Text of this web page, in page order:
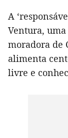
A
Ventura,
moradora de
alimenta
livre e